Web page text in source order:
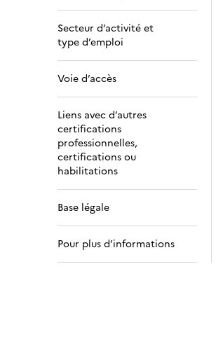
Secteur d’activité et
type d’emploi
Voie d’accès
Liens avec d’autres
certifications
professionnelles,
certifications ou
habilitations
Base légale
Pour plus d’informations